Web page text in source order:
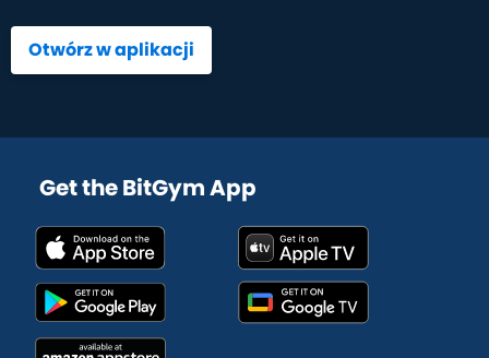
Otwórz w aplikacji
Get the BitGym App